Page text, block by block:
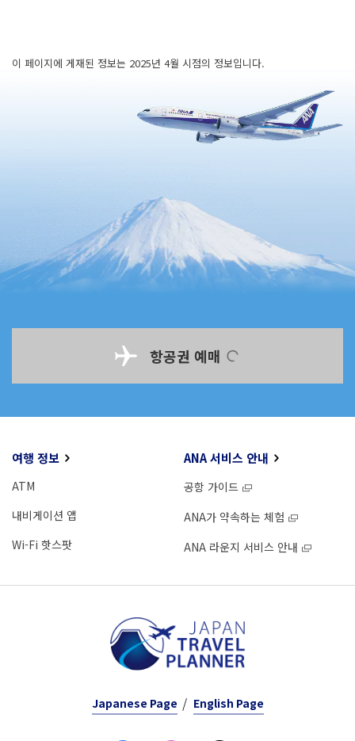
이 페이지에 게재된 정보는 2025년 4월 시점의 정보입니다.
항공권 예매
여행 정보
ATM
내비게이션 앱
Wi-Fi 핫스팟
ANA 서비스 안내
공항 가이드
ANA가 약속하는 체험
ANA 라운지 서비스 안내
Japanese Page English Page